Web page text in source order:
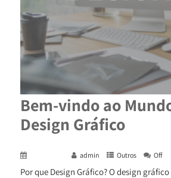
Bem-vindo ao
Design Gráfico
admin Outros Off
Por que Design Gráfico? O design